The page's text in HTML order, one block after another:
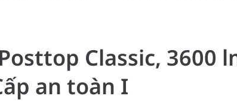
Classic, 3600
an toàn I